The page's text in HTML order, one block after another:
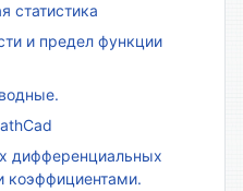
статистика
и предел функции
дифференциальных
коэффициентами.